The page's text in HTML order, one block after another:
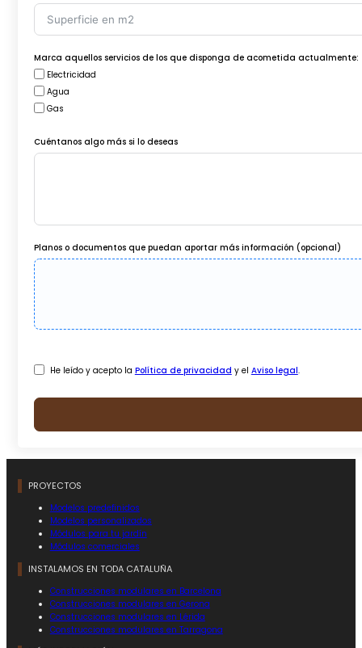
Marca aquellos servicios de los que disponga de acometida actualmente:
Electricidad
Agua
Gas
Cuéntanos algo más si lo deseas
Planos o documentos que puedan aportar más información (opcional)
He leído y acepto la Política de privacidad y el Aviso legal.
PROYECTOS
Modelos predefinidos
Modelos personalizados
Módulos para tu jardín
Módulos comerciales
INSTALAMOS EN TODA CATALUÑA
Construcciones modulares en Barcelona
Construcciones modulares en Gerona
Construcciones modulares en Lérida
Construcciones modulares en Tarragona